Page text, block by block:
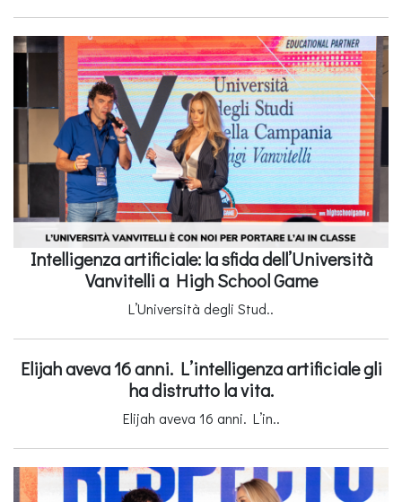
Intelligenza artificiale: la sfida dell’Università
Vanvitelli a High School Game
L’Università degli Stud..
Elijah aveva 16 anni. L’intelligenza artificiale gli
ha distrutto la vita.
Elijah aveva 16 anni. L’in..